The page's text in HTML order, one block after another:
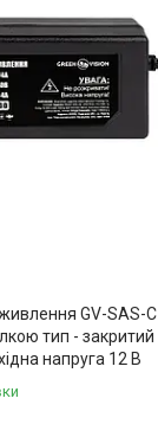
GV-SAS-C
тип - закритий
напруга 12 В